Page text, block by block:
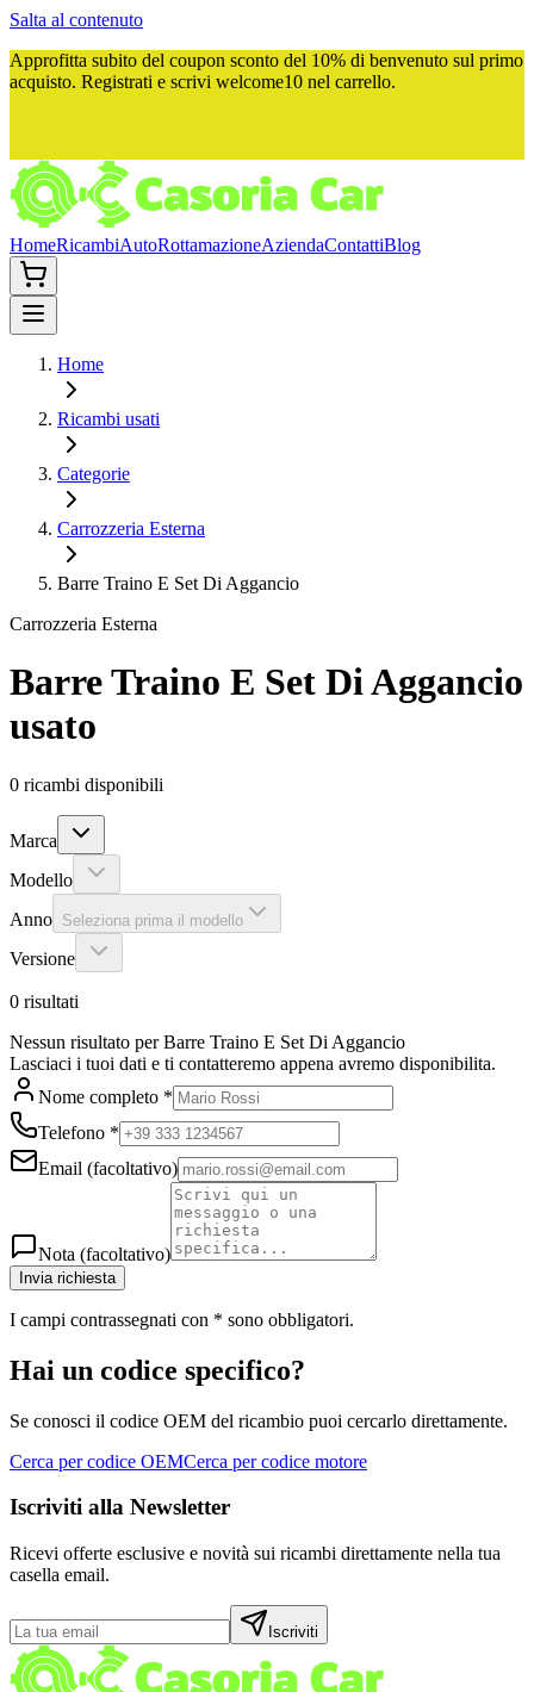
Salta al contenuto
Approfitta subito del coupon sconto del 10% di benvenuto sul primo
acquisto. Registrati e scrivi welcome10 nel carrello.
HomeRicambiAutoRottamazioneAziendaContattiBlog
Home
Ricambi usati
Categorie
Carrozzeria Esterna
Barre Traino E Set Di Aggancio
Carrozzeria Esterna
Barre Traino E Set Di Aggancio
usato
0 ricambi disponibili
Marca
Modello
Anno Seleziona prima il modello
Versione
0 risultati
Nessun risultato per Barre Traino E Set Di Aggancio
Lasciaci i tuoi dati e ti contatteremo appena avremo disponibilita.
Nome completo *
Telefono *
Email (facoltativo)
Nota (facoltativo)
Invia richiesta
I campi contrassegnati con * sono obbligatori.
Hai un codice specifico?
Se conosci il codice OEM del ricambio puoi cercarlo direttamente.
Cerca per codice OEMCerca per codice motore
Iscriviti alla Newsletter
Ricevi offerte esclusive e novità sui ricambi direttamente nella tua
casella email.
Iscriviti